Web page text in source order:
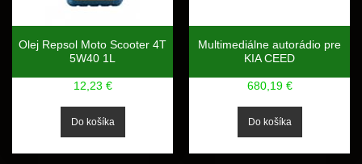
Olej Repsol Moto Scooter 4T
5W40 1L
12,23 €
Multimediálne autorádio pre
KIA CEED
680,19 €